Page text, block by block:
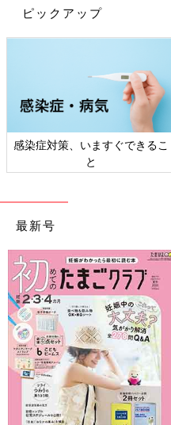
ピックアップ
感染症対策、いますぐできるこ
と
最新号